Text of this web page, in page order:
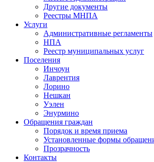
Другие документы
Реестры МНПА
Услуги
Административные регламенты
НПА
Реестр муниципальных услуг
Поселения
Инчоун
Лаврентия
Лорино
Нешкан
Уэлен
Энурмино
Обращения граждан
Порядок и время приема
Установленные формы
Прозрачность
Контакты